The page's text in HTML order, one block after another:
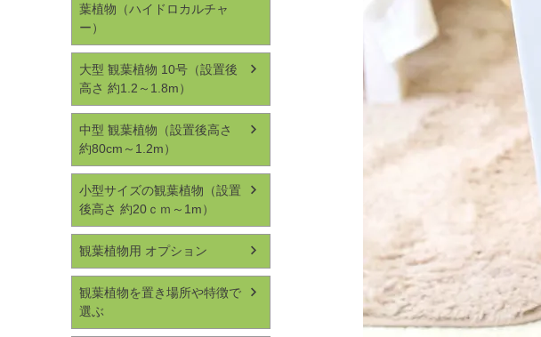
葉植物（ハイドロカルチャ
ー）
大型 観葉植物 10号（設置後
高さ 約1.2～1.8m）
中型 観葉植物（設置後高さ
約80cm～1.2m）
小型サイズの観葉植物（設置
後高さ 約20ｃｍ～1m）
観葉植物用 オプション
観葉植物を置き場所や特徴で
選ぶ